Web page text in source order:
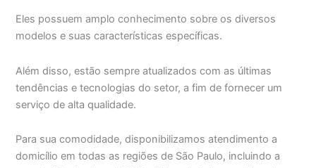
Eles possuem amplo conhecimento sobre os diversos
modelos e suas características específicas.
Além disso, estão sempre atualizados com as últimas
tendências e tecnologias do setor, a fim de fornecer um
serviço de alta qualidade.
Para sua comodidade, disponibilizamos atendimento a
domicílio em todas as regiões de São Paulo, incluindo a